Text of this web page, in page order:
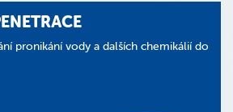
pronikání vody a dalších chemikálií do